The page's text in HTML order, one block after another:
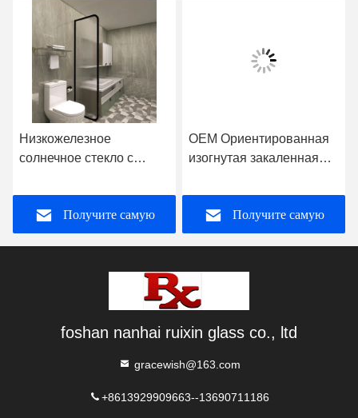
Низкожелезное
солнечное стекло с
Радужная спутниковая
лампа сверхбелая
Получите самую
OEM Ориентированная
изогнутая закаленная
структура
Получите самую
foshan nanhai ruixin glass co., ltd
gracewish@163.com
+8613929909663--13690711186